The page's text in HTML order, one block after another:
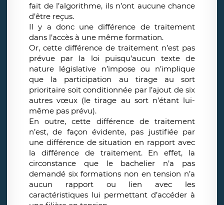
fait de l’algorithme, ils n’ont aucune chance
d’être reçus.
Il y a donc une différence de traitement
dans l’accès à une même formation.
Or, cette différence de traitement n’est pas
prévue par la loi puisqu’aucun texte de
nature législative n’impose ou n’implique
que la participation au tirage au sort
prioritaire soit conditionnée par l’ajout de six
autres vœux (le tirage au sort n’étant lui-
même pas prévu).
En outre, cette différence de traitement
n’est, de façon évidente, pas justifiée par
une différence de situation en rapport avec
la différence de traitement. En effet, la
circonstance que le bachelier n’a pas
demandé six formations non en tension n’a
aucun rapport ou lien avec les
caractéristiques lui permettant d’accéder à